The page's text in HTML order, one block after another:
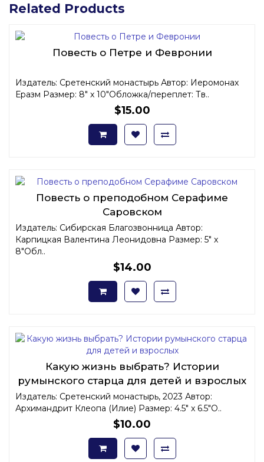
Related Products
Повесть о Петре и Февронии
Издатель: Сретенский монастырь Автор: Иеромонах
Еразм Размер: 8" x 10"Обложка/переплет: Тв..
$15.00
Повесть о преподобном Серафиме
Саровском
Издатель: Сибирская Благозвонница Автор:
Карпицкая Валентина Леонидовна Размер: 5" x
8"Обл..
$14.00
Какую жизнь выбрать? Истории
румынского старца для детей и взрослых
Издатель: Сретенский монастырь, 2023 Автор:
Архимандрит Клеопа (Илие) Размер: 4.5" x 6.5"О..
$10.00